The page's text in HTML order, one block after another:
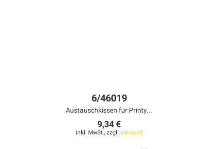
6/46019
Austauschkissen für Printy...
9,34 €
inkl. MwSt., zzgl. Versand